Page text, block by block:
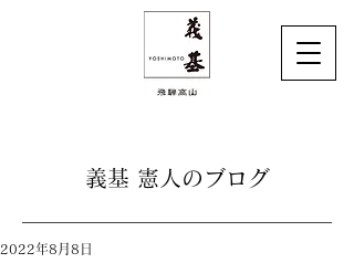
義基 憲人のブログ
2022年8月8日